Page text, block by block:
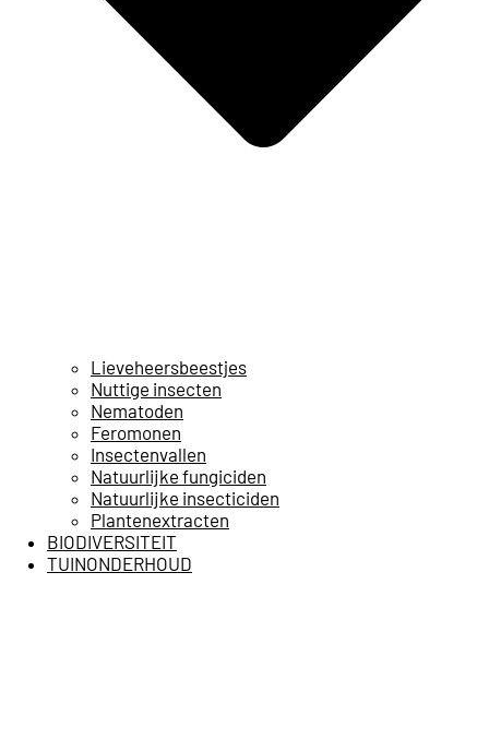
Lieveheersbeestjes
Nuttige insecten
Nematoden
Feromonen
Insectenvallen
Natuurlijke fungiciden
Natuurlijke insecticiden
Plantenextracten
BIODIVERSITEIT
TUINONDERHOUD